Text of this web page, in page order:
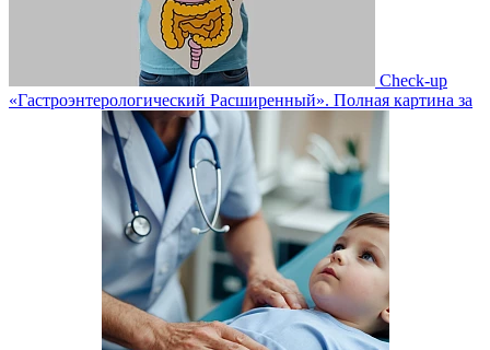
Check-up
«Гастроэнтерологический Расширенный». Полная картина за